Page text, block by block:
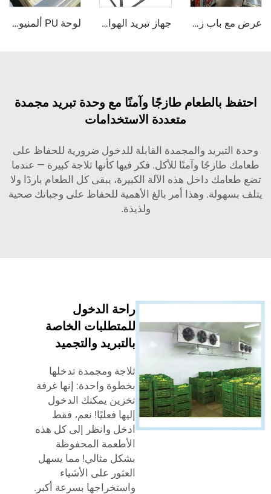
عرض مع باب زجاجي مبرد / ثلاجة دخولية جهاز تبريد الهواء بالتبخير لوحة PU ألمنيوم مركبة مقاومة للانزلاق
طازجًا وآمنًا مع وحدة تبريد مجمدة
متعددة الاستخدامات
والمجمدة القابلة للدخول ضرورية للحفاظ على
وآمنًا للأكل. فكر فيها كأنها ثلاجة كبيرة — عندما
داخل هذه الآلة الكبيرة، يبقى كل الطعام باردًا ولا
وهذا أمر بالغ الأهمية للحفاظ على وجباتك صحية
راحة الدخول
للمتطلبات الخاصة
بالتبريد والتجميد
ثلاجة ومجمدة تدخلها
بخطوة واحدة: إنها غرفة
تخزين يمكنك الدخول
إليها فعليًا! نعم، فقط
ادخل وانظر إلى كل هذه
الأطعمة المحفوظة
بشكل مثالي! مما يسهل
العثور على الأشياء
واستخراجها بسرعة أكبر.